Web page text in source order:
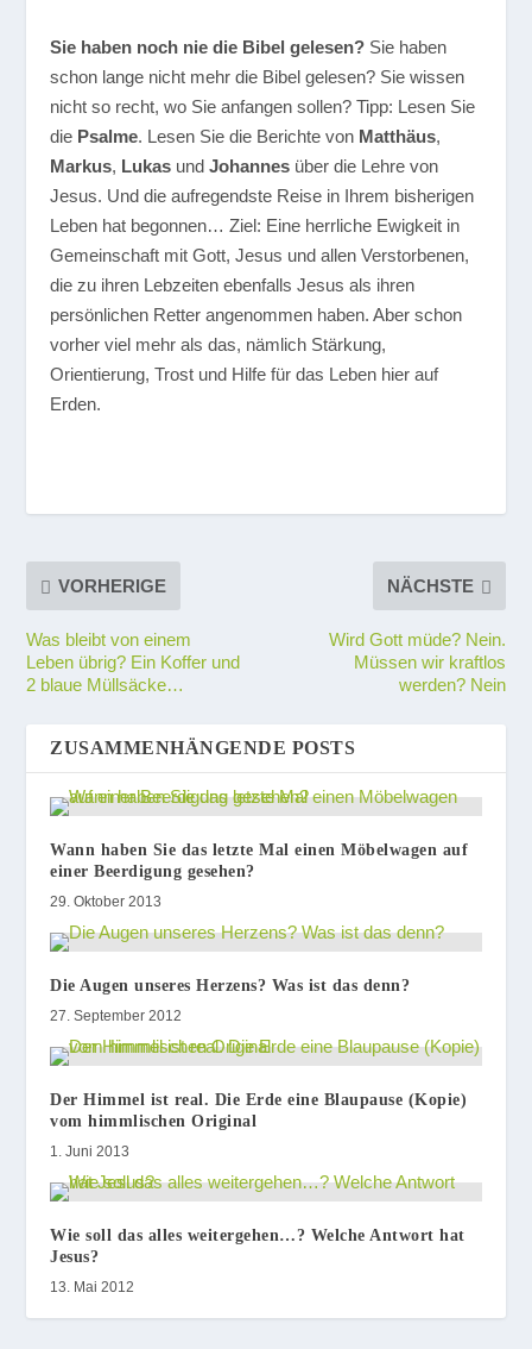
Sie haben noch nie die Bibel gelesen? Sie haben
schon lange nicht mehr die Bibel gelesen? Sie wissen
nicht so recht, wo Sie anfangen sollen? Tipp: Lesen Sie
die Psalme. Lesen Sie die Berichte von Matthäus,
Markus, Lukas undJohannes über die Lehre von
Jesus. Und die aufregendste Reise in Ihrem bisherigen
Leben hat begonnen… Ziel: Eine herrliche Ewigkeit in
Gemeinschaft mit Gott, Jesus und allen Verstorbenen,
die zu ihren Lebzeiten ebenfalls Jesus als ihren
persönlichen Retter angenommen haben. Aber schon
vorher viel mehr als das, nämlich Stärkung,
Orientierung, Trost und Hilfe für das Leben hier auf
Erden.
VORHERIGE
Was bleibt von einem
Leben übrig? Ein Koffer und
2 blaue Müllsäcke…
NÄCHSTE
Wird Gott müde? Nein.
Müssen wir kraftlos
werden? Nein
ZUSAMMENHÄNGENDE POSTS
Wann haben Sie das letzte Mal einen Möbelwagen auf
einer Beerdigung gesehen?
29. Oktober 2013
Die Augen unseres Herzens? Was ist das denn?
27. September 2012
Der Himmel ist real. Die Erde eine Blaupause (Kopie)
vom himmlischen Original
1. Juni 2013
Wie soll das alles weitergehen…? Welche Antwort hat
Jesus?
13. Mai 2012